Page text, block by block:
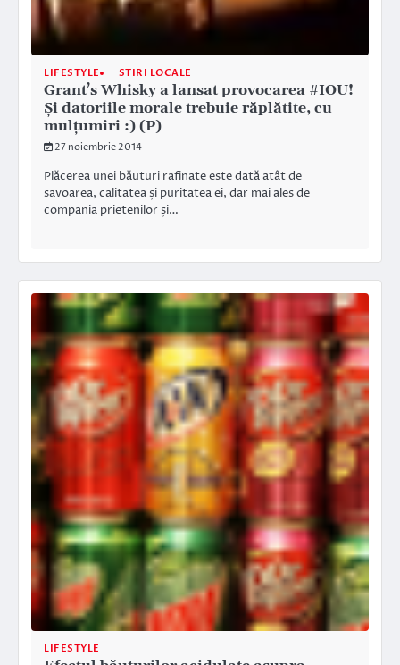
LIFESTYLE STIRI LOCALE
Grant’s Whisky a lansat provocarea #IOU!
Și datoriile morale trebuie răplătite, cu
mulțumiri :) (P)
27 noiembrie 2014
Plăcerea unei băuturi rafinate este dată atât de
savoarea, calitatea și puritatea ei, dar mai ales de
compania prietenilor și…
LIFESTYLE